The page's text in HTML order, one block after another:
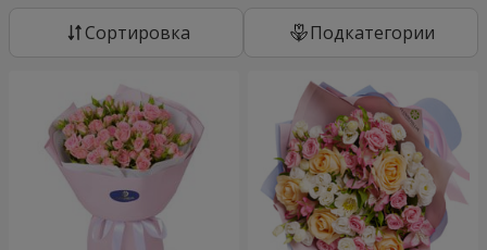
Cортировка Подкатегории